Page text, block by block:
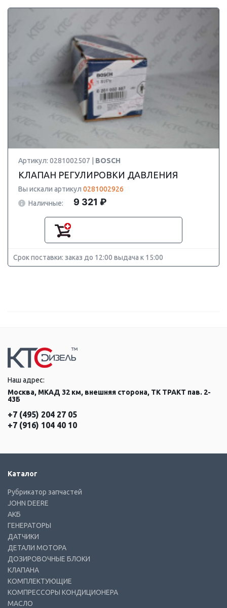
Артикул: 0281002507 | BOSCH
КЛАПАН РЕГУЛИРОВКИ ДАВЛЕНИЯ
Вы искали артикул 0281002926
Наличные:
9 321 ₽
Срок поставки: заказ до 12:00 выдача к 15:00
Наш адрес:
Москва, МКАД 32 км, внешняя сторона, ТК ТРАКТ пав. 2-
43Б
+7 (495) 204 27 05
+7 (916) 104 40 10
Каталог
Рубрикатор запчастей
JOHN DEERE
АКБ
ГЕНЕРАТОРЫ
ДАТЧИКИ
ДЕТАЛИ МОТОРА
ДОЗИРОВОЧНЫЕ БЛОКИ
КЛАПАНА
КОМПЛЕКТУЮЩИЕ
КОМПРЕССОРЫ КОНДИЦИОНЕРА
МАСЛО